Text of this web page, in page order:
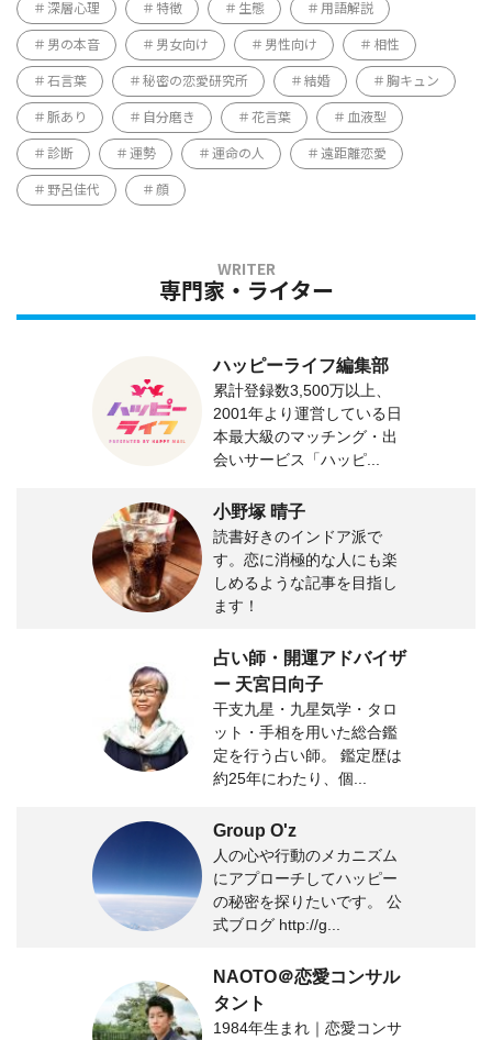
深層心理 特徴 生態 用語解説
男の本音 男女向け 男性向け 相性
石言葉 秘密の恋愛研究所 結婚 胸キュン
脈あり 自分磨き 花言葉 血液型
診断 運勢 運命の人 遠距離恋愛
野呂佳代 顔
専門家・ライター
ハッピーライフ編集部
累計登録数3,500万以上、
2001年より運営している日
本最大級のマッチング・出
会いサービス「ハッピ...
小野塚 晴子
読書好きのインドア派で
す。恋に消極的な人にも楽
しめるような記事を目指し
ます！
占い師・開運アドバイザ
ー 天宮日向子
干支九星・九星気学・タロ
ット・手相を用いた総合鑑
定を行う占い師。 鑑定歴は
約25年にわたり、個...
Group O'z
人の心や行動のメカニズム
にアプローチしてハッピー
の秘密を探りたいです。 公
式ブログ http://g...
NAOTO＠恋愛コンサル
タント
1984年生まれ｜恋愛コンサ